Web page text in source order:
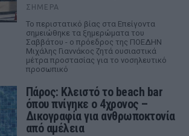
ΣΉΜΕΡΑ
Το περιστατικό βίας στα Επείγοντα
σημειώθηκε τα ξημερώματα του
Σαββάτου - ο πρόεδρος της ΠΟΕΔΗΝ
Μιχάλης Γιαννάκος ζητά ουσιαστικά
μέτρα προστασίας για το νοσηλευτικό
προσωπικό
Πάρος: Κλειστό το beach bar
όπου πνίγηκε ο 4χρονος –
Δικογραφία για ανθρωποκτονία
από αμέλεια